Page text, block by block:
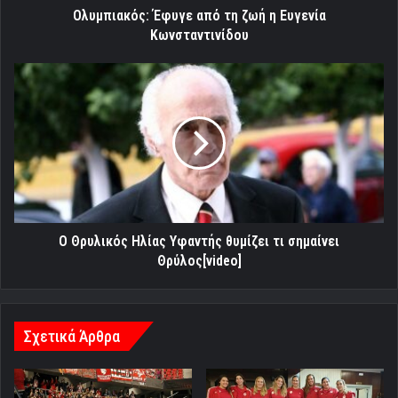
Ολυμπιακός: Έφυγε από τη ζωή η Ευγενία
Κωνσταντινίδου
Ο
Θρυλικός
Υφαντής
τι
σημαίνει
Θρύλος[video]
Ο Θρυλικός Ηλίας Υφαντής θυμίζει τι σημαίνει
Θρύλος[video]
Σχετικά Άρθρα